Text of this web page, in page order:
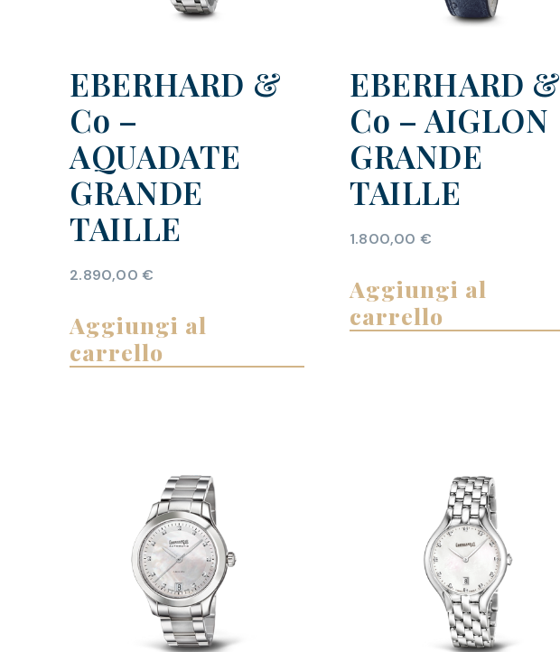
EBERHARD &
Co –
AQUADATE
GRANDE
TAILLE
2.890,00 €
Aggiungi al
carrello
EBERHARD &
Co – AIGLON
GRANDE
TAILLE
1.800,00 €
Aggiungi al
carrello